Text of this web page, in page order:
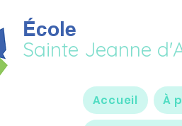
École
Sainte Jeanne
Accueil À